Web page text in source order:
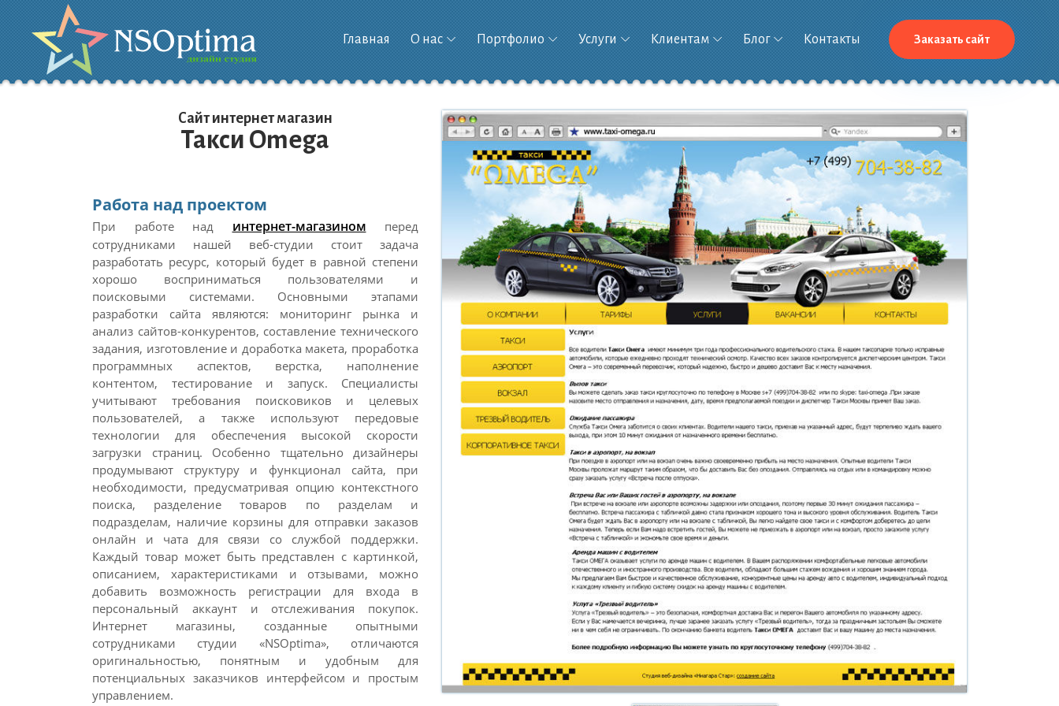
Главная О нас Портфолио Услуги Клиентам Блог Контакты Заказать сайт
Сайт интернет магазин
Такси Omega
Работа над проектом
При работе над интернет-магазином перед
сотрудниками нашей веб-студии стоит задача
разработать ресурс, который будет в равной степени
хорошо восприниматься пользователями и
поисковыми системами. Основными этапами
разработки сайта являются: мониторинг рынка и
анализ сайтов-конкурентов, составление технического
задания, изготовление и доработка макета, проработка
программных аспектов, верстка, наполнение
контентом, тестирование и запуск. Специалисты
учитывают требования поисковиков и целевых
пользователей, а также используют передовые
технологии для обеспечения высокой скорости
загрузки страниц. Особенно тщательно дизайнеры
продумывают структуру и функционал сайта, при
необходимости, предусматривая опцию контекстного
поиска, разделение товаров по разделам и
подразделам, наличие корзины для отправки заказов
онлайн и чата для связи со службой поддержки.
Каждый товар может быть представлен с картинкой,
описанием, характеристиками и отзывами, можно
добавить возможность регистрации для входа в
персональный аккаунт и отслеживания покупок.
Интернет магазины, созданные опытными
сотрудниками студии «NSOptima», отличаются
оригинальностью, понятным и удобным для
потенциальных заказчиков интерфейсом и простым
управлением.